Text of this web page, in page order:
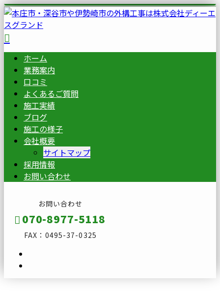
ホーム
業務案内
口コミ
よくあるご質問
施工実績
ブログ
施工の様子
会社概要
サイトマップ
採用情報
お問い合わせ
お問い合わせ
070-8977-5118
FAX：0495-37-0325